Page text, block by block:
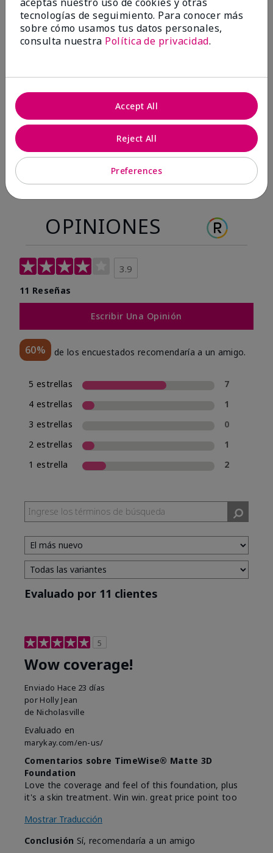
Antes & después
Antes
Después
Antes
Después
OPINIONES
3.9
11 Reseñas
Escribir Una Opinión
60% de los encuestados recomendaría a un amigo.
5 estrellas
7
4 estrellas
1
3 estrellas
0
2 estrellas
1
1 estrella
2
Evaluado por 11 clientes
5
Wow coverage!
Enviado Hace 23 días
por Holly Jean
de Nicholasville
Evaluado en
marykay.com/en-us/
Comentarios sobre TimeWise® Matte 3D
Foundation
Love the coverage and feel of this foundation, plus
it's a skin treatment. Win win. great price point too
Mostrar Traducción
Conclusión Sí, recomendaría a un amigo
tecnologías de seguimiento. Para conocer más
sobre cómo usamos tus datos personales,
consulta nuestra Política de privacidad.
Preferences
Reject All
Accept All